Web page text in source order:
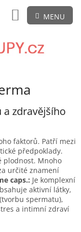
NÁKUPNÍ
KOŠÍK
zdravějšího
faktorů. Patří mezi
předpoklady.
plodnost. Mnoho
určité znamení
caps.: Je komplexní
aktivní látky,
spermatu),
a intimní zdraví